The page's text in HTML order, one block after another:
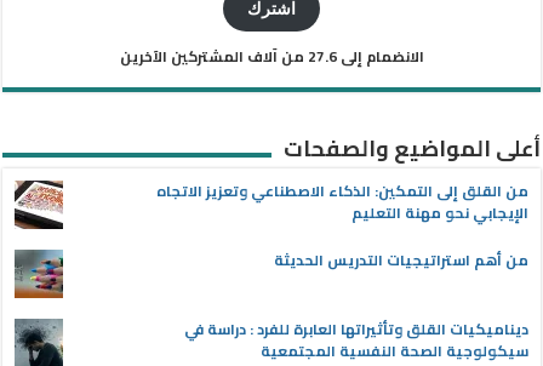
اشترك
الانضمام إلى 27.6 من آلاف المشتركين الآخرين
أعلى المواضيع والصفحات
من القلق إلى التمكين: الذكاء الاصطناعي وتعزيز الاتجاه
الإيجابي نحو مهنة التعليم
من أهم استراتيجيات التدريس الحديثة
ديناميكيات القلق وتأثيراتها العابرة للفرد : دراسة في
سيكولوجية الصحة النفسية المجتمعية